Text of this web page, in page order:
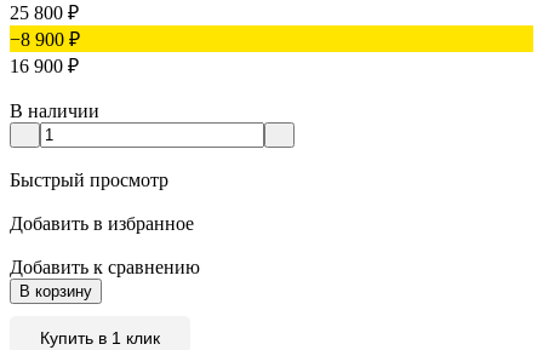
25 800 ₽
−8 900 ₽
16 900 ₽
В наличии
Быстрый просмотр
Добавить в избранное
Добавить к сравнению
В корзину
Купить в 1 клик